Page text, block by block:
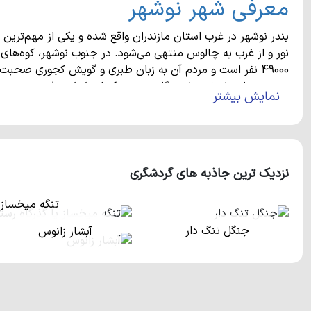
معرفی شهر نوشهر
بندر نوشهر در غرب استان مازندران واقع شده و یکی از
نور و از غرب به چالوس منتهی می‌شود. در جنوب نوشهر، کوه‌های
49000 نفر است و مردم آن به زبان طبری و گویش کجوری
نیروی دریایی ارتش و ایستگاه سینوپتیک از دلایل مطرح بودن
جاذبه‌های طبیعی و اماکن تاریخی شهر
از مناطق دیدنی شهر نوشهر می‌توان به روستای کجور، دریاچه
سیسنگان و ... اشاره کرد. سیسنگان یکی از مناطق رویایی
و ساحل تنها به اندازه یک جاده با هم فاصله دارند.
ماهی، مرکبات، برنج، سبزیجات کوهی و ... از سوغاتی‌های
فروش می‌رسند.
نمایش بیشتر
نزدیک ترین جاذبه های گردشگری
جنگل تنگ دار
تنگه
آبشار زانوس